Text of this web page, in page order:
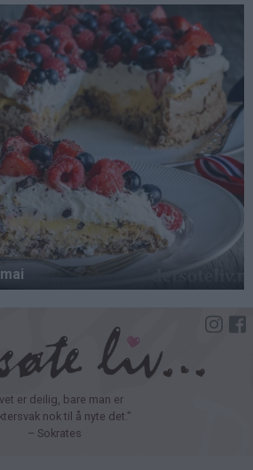
er deilig, bare man er
nok til å nyte det."
– Sokrates